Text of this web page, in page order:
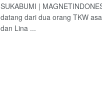
SUKABUMI |
datang dari dua orang TKW
dan Lina ...